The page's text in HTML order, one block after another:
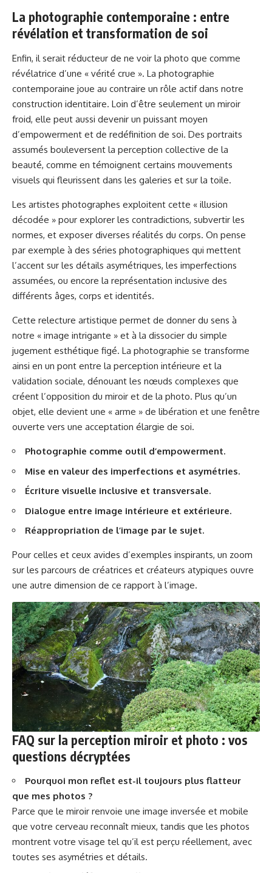
La photographie contemporaine : entre
révélation et transformation de soi
Enfin, il serait réducteur de ne voir la photo que comme
révélatrice d’une « vérité crue ». La photographie
contemporaine joue au contraire un rôle actif dans notre
construction identitaire. Loin d’être seulement un miroir
froid, elle peut aussi devenir un puissant moyen
d’empowerment et de redéfinition de soi. Des portraits
assumés bouleversent la perception collective de la
beauté, comme en témoignent certains mouvements
visuels qui fleurissent dans les galeries et sur la toile.
Les artistes photographes exploitent cette « illusion
décodée » pour explorer les contradictions, subvertir les
normes, et exposer diverses réalités du corps. On pense
par exemple à des séries photographiques qui mettent
l’accent sur les détails asymétriques, les imperfections
assumées, ou encore la représentation inclusive des
différents âges, corps et identités.
Cette relecture artistique permet de donner du sens à
notre « image intrigante » et à la dissocier du simple
jugement esthétique figé. La photographie se transforme
ainsi en un pont entre la perception intérieure et la
validation sociale, dénouant les nœuds complexes que
créent l’opposition du miroir et de la photo. Plus qu’un
objet, elle devient une « arme » de libération et une fenêtre
ouverte vers une acceptation élargie de soi.
Photographie comme outil d’empowerment.
Mise en valeur des imperfections et asymétries.
Écriture visuelle inclusive et transversale.
Dialogue entre image intérieure et extérieure.
Réappropriation de l’image par le sujet.
Pour celles et ceux avides d’exemples inspirants, un zoom
sur les parcours de créatrices et créateurs atypiques ouvre
une autre dimension de ce rapport à l’image.
FAQ sur la perception miroir et photo : vos
questions décryptées
Pourquoi mon reflet est-il toujours plus flatteur
que mes photos ?
Parce que le miroir renvoie une image inversée et mobile
que votre cerveau reconnaît mieux, tandis que les photos
montrent votre visage tel qu’il est perçu réellement, avec
toutes ses asymétries et détails.